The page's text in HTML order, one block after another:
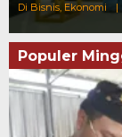
Di Bisnis, Ekonomi |
Populer